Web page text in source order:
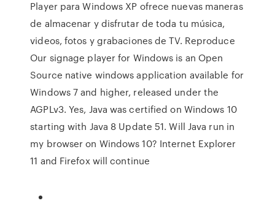
Player para Windows XP ofrece nuevas maneras
de almacenar y disfrutar de toda tu música,
videos, fotos y grabaciones de TV. Reproduce
Our signage player for Windows is an Open
Source native windows application available for
Windows 7 and higher, released under the
AGPLv3. Yes, Java was certified on Windows 10
starting with Java 8 Update 51. Will Java run in
my browser on Windows 10? Internet Explorer
11 and Firefox will continue